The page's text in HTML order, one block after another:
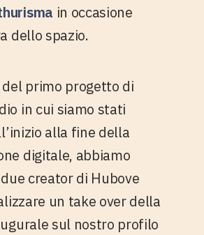
in occasione
dello spazio.
primo progetto di
in cui siamo stati
alla fine della
digitale, abbiamo
due creator di Hubove
un take over della
sul nostro profilo